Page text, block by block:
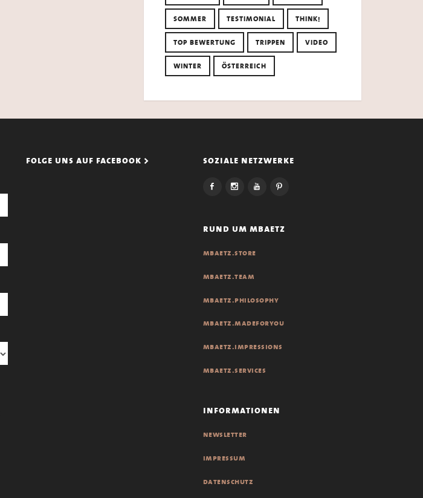
SOMMER TESTIMONIAL THINK!
TOP BEWERTUNG TRIPPEN VIDEO
WINTER ÖSTERREICH
folge uns auf facebook > soziale netzwerke
rund um mbaetz
mbaetz.store
mbaetz.team
mbaetz.philosophy
mbaetz.madeforyou
mbaetz.impressions
mbaetz.services
informationen
newsletter
impressum
datenschutz